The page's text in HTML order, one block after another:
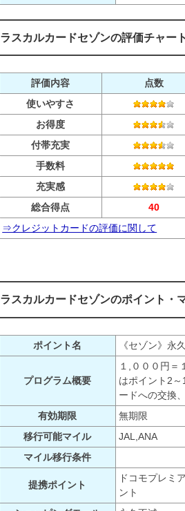
ラスカルカードセゾンの評価チャート
評価内容
点数
使いやすさ
お得度
付帯充実
手数料
充実感
総合得点
40
⇒クレジットカードの評価に関して
ラスカルカードセゾンのポイント・
ポイント名 《セゾン》永
プログラム概要
１,０００円＝
はポイント2
ードへの交換
有効期限
無期限
移行可能マイル
JAL,ANA
マイル移行条件
提携ポイント
ドコモプレミ
ント